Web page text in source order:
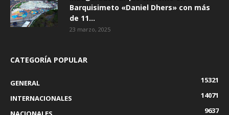
Barquisimeto «Daniel Dhers» con más
de 11...
23 marzo, 2025
CATEGORÍA POPULAR
GENERAL
15321
INTERNACIONALES
14071
9637